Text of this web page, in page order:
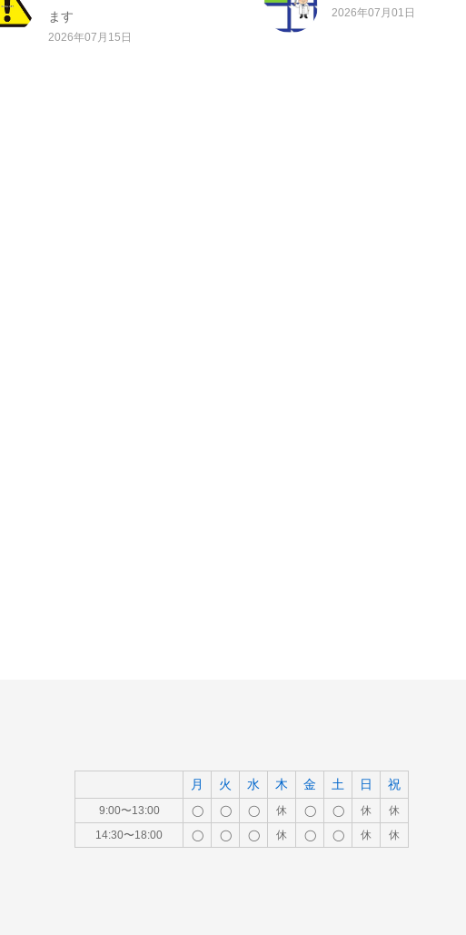
ます
2026年07月15日
2026年07月01日
月 火 水 木 金 土 日 祝
9:00〜13:00 ◯ ◯ ◯ 休 ◯ ◯ 休
休
14:30〜18:00
◯ ◯ ◯ 休 ◯ ◯ 休 休